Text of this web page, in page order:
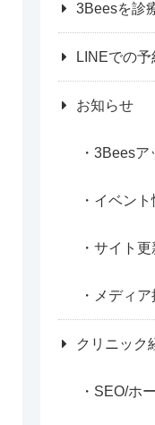
3Beesを診
LINEでの
お知らせ
3Beesア
イベント
サイト更
メディ
クリニック
SEO/ホ